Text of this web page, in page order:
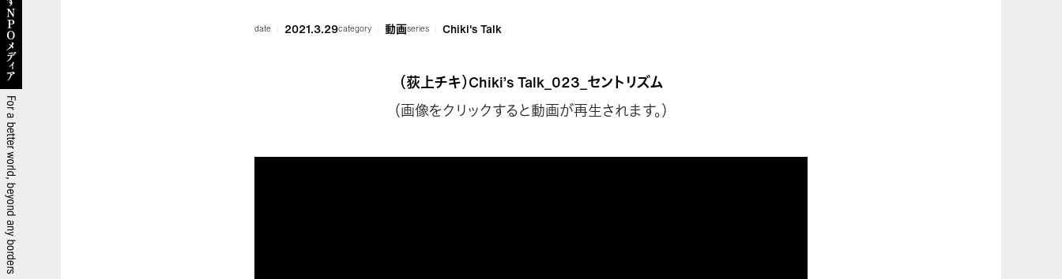
date 2021.3.29category 動画series Chiki's Talk
（荻上チキ）Chiki’s Talk_023_セントリズム
（画像をクリックすると動画が再生されます。）